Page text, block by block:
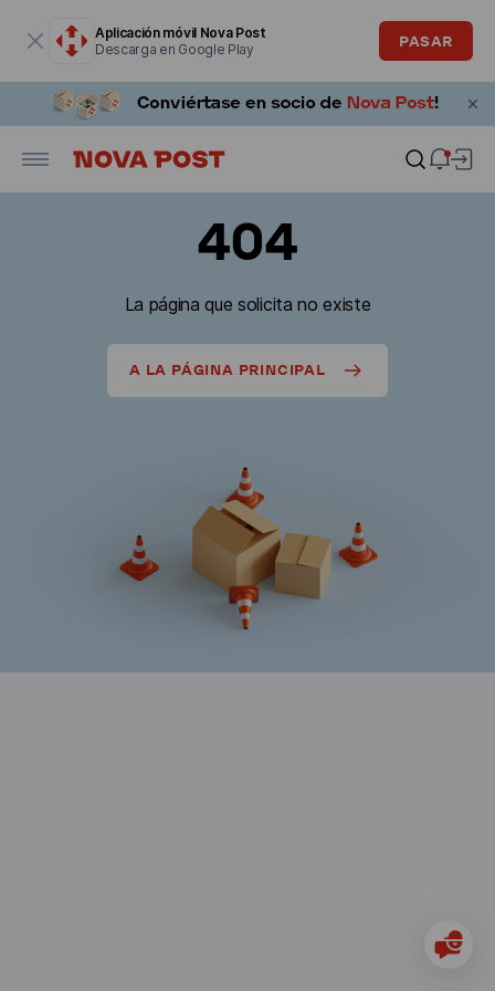
Aplicación móvil Nova Post
Descarga en Google Play
PASAR
404
La página que solicita no existe
A LA PÁGINA PRINCIPAL